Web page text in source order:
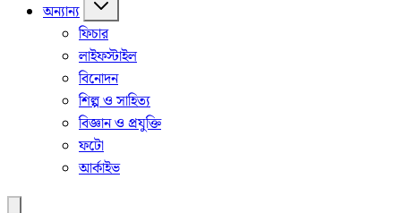
অন্যান্য
ফিচার
লাইফস্টাইল
বিনোদন
শিল্প ও সাহিত্য
বিজ্ঞান ও প্রযুক্তি
ফটো
আর্কাইভ